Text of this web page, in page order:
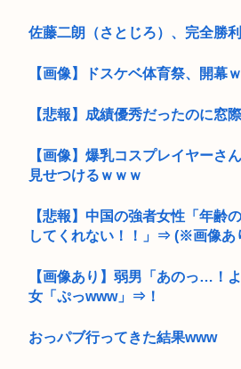
佐藤二朗（さとじろ）、完全勝
【画像】ドスケベ体育祭、開幕
【悲報】成績優秀だったのに窓
【画像】爆乳コスプレイヤーさ
見せつけるｗｗｗ
【悲報】中国の強者女性「年齢
してくれない！！」⇒ (※画像あ
【画像あり】弱男「あのっ…！
女「ぷっwww」⇒！
おっパブ行ってきた結果www